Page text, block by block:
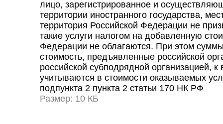
лицо, зарегистрированное и
территории иностранного государства,
территория Российской Федерации не
такие услуги налогом на добавленную
Федерации не облагаются. При этом
стоимость, предъявленные российской
российской субподрядной организацией,
учитываются в стоимости оказываемых
подпункта 2 пункта 2 статьи 170 НК РФ
Размер: 10 КБ